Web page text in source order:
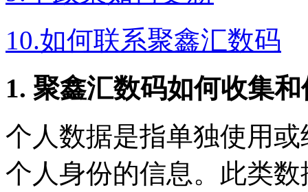
10.如何联系聚鑫汇数码
1. 聚鑫汇数码如何收集
个人数据是指单独使用
个人身份的信息。此类数